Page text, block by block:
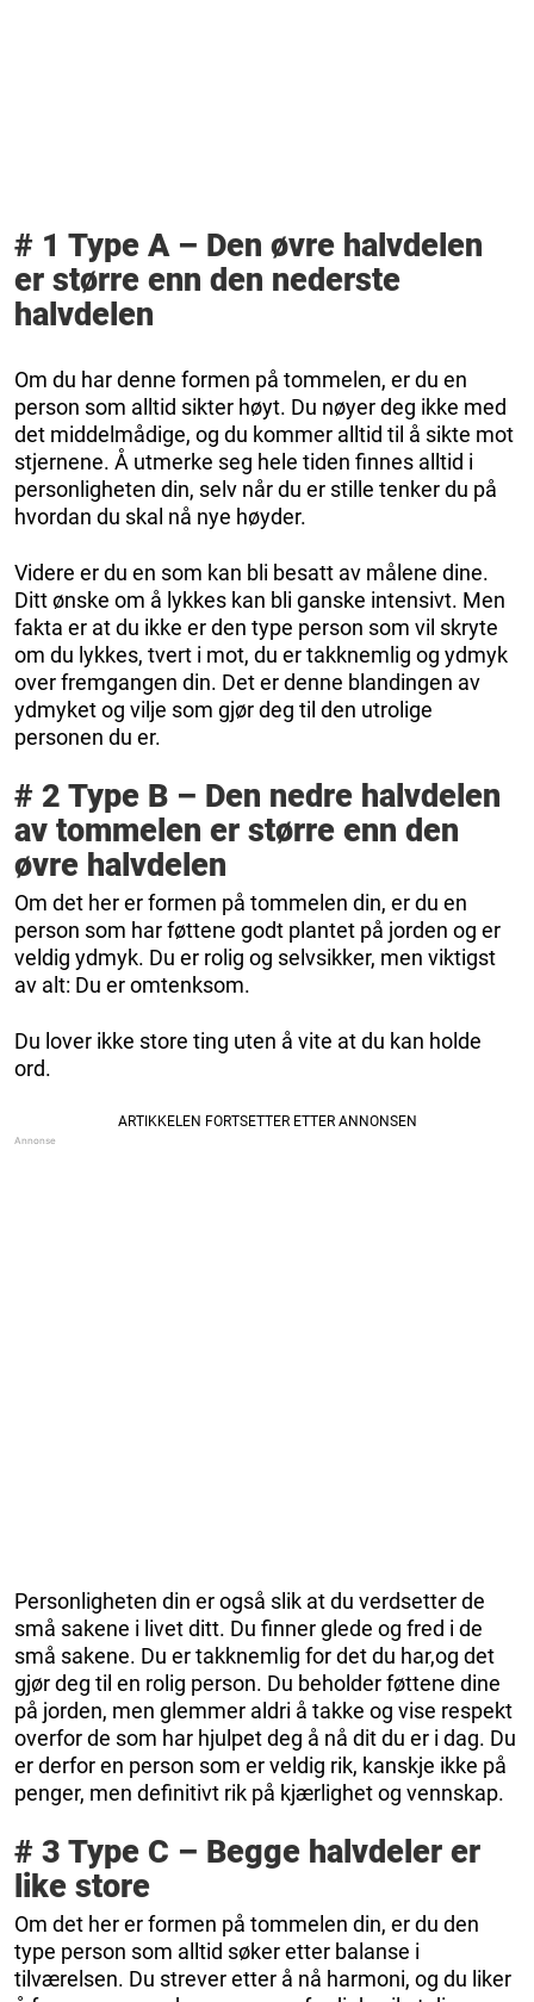
# 1 Type A – Den øvre halvdelen
er større enn den nederste
halvdelen
Om du har denne formen på tommelen, er du en
person som alltid sikter høyt. Du nøyer deg ikke med
det middelmådige, og du kommer alltid til å sikte mot
stjernene. Å utmerke seg hele tiden finnes alltid i
personligheten din, selv når du er stille tenker du på
hvordan du skal nå nye høyder.
Videre er du en som kan bli besatt av målene dine.
Ditt ønske om å lykkes kan bli ganske intensivt. Men
fakta er at du ikke er den type person som vil skryte
om du lykkes, tvert i mot, du er takknemlig og ydmyk
over fremgangen din. Det er denne blandingen av
ydmyket og vilje som gjør deg til den utrolige
personen du er.
# 2 Type B – Den nedre halvdelen
av tommelen er større enn den
øvre halvdelen
Om det her er formen på tommelen din, er du en
person som har føttene godt plantet på jorden og er
veldig ydmyk. Du er rolig og selvsikker, men viktigst
av alt: Du er omtenksom.
Du lover ikke store ting uten å vite at du kan holde
ord.
Personligheten din er også slik at du verdsetter de
små sakene i livet ditt. Du finner glede og fred i de
små sakene. Du er takknemlig for det du har,og det
gjør deg til en rolig person. Du beholder føttene dine
på jorden, men glemmer aldri å takke og vise respekt
overfor de som har hjulpet deg å nå dit du er i dag. Du
er derfor en person som er veldig rik, kanskje ikke på
penger, men definitivt rik på kjærlighet og vennskap.
# 3 Type C – Begge halvdeler er
like store
Om det her er formen på tommelen din, er du den
type person som alltid søker etter balanse i
tilværelsen. Du strever etter å nå harmoni, og du liker